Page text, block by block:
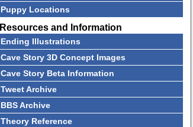
Puppy Locations
Resources and Information
Ending Illustrations
Cave Story 3D Concept Images
Cave Story Beta Information
Tweet Archive
BBS Archive
Theory Reference